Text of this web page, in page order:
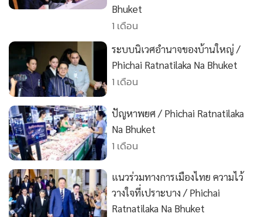
• CbizReview
•
ผู้จัดกวน
Good health & Well-being
• Green Innovation & SD
• Management & HR
• MGR Live
• Infographic
• การเมือง
• ท่องเที่ยว
• กีฬา
• ต่างประเทศ
Bhuket
1 เดือน
ระบบนิเวศอำนาจของบ้านใหญ่ /
Phichai Ratnatilaka Na Bhuket
1 เดือน
ปัญหาพยศ / Phichai Ratnatilaka
Na Bhuket
1 เดือน
แนวร่วมทางการเมืองไทย ความไว้
วางใจที่เปราะบาง / Phichai
Ratnatilaka Na Bhuket